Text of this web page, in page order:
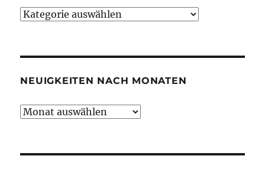
Neuigkeiten
NEUIGKEITEN NACH MONATEN
Neuigkeiten